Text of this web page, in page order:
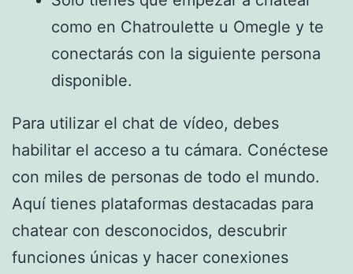
como en Chatroulette u Omegle y te
conectarás con la siguiente persona
disponible.
Para utilizar el chat de vídeo, debes
habilitar el acceso a tu cámara. Conéctese
con miles de personas de todo el mundo.
Aquí tienes plataformas destacadas para
chatear con desconocidos, descubrir
funciones únicas y hacer conexiones